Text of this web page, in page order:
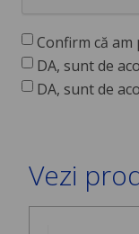
Confirm că am
DA, sunt de
DA, sunt de
Vezi